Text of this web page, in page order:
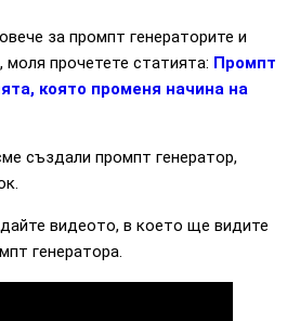
за промпт генераторите и
моля прочетете статията: Промпт
която променя начина на
създали промпт генератор,
видеото, в което ще видите
генератора.